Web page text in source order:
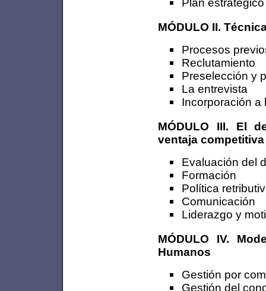
MÓDULO II.
Procesos
Reclutamiento
Preselección y
La entrevista
Incorporación a
MÓDULO III. El
ventaja competitiva
Evaluación del
Formación
Política
Comunicación
Liderazgo y
MÓDULO IV.
Humanos
Gestión por
Gestión del